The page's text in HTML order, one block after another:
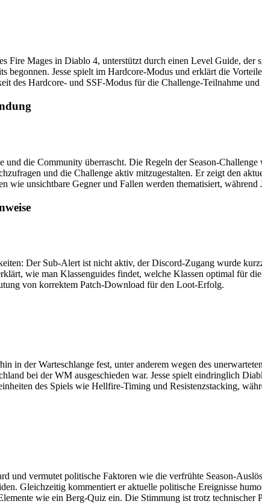
Fire Mages in Diablo 4, unterstützt durch einen Level Guide,
begonnen. Jesse spielt im Hardcore-Modus und erklärt die
des Hardcore- und SSF-Modus für die Challenge-Teilnahme
und die Community überrascht. Die Regeln der Season-
und die Challenge aktiv mitzugestalten. Er zeigt den
unsichtbare Gegner und Fallen werden thematisiert, während
Der Sub-Alert ist nicht aktiv, der Discord-Zugang wurde
wie man Klassenguides findet, welche Klassen optimal für
von korrektem Patch-Download für den Loot-Erfolg.
in der Warteschlange fest, unter anderem wegen des
bei der WM ausgeschieden war. Jesse spielt eindringlich
des Spiels wie Hellfire-Timing und Resistenzstacking,
und vermutet politische Faktoren wie die verfrühte Season-
Gleichzeitig kommentiert er aktuelle politische Ereignisse
wie ein Berg-Quiz ein. Die Stimmung ist trotz